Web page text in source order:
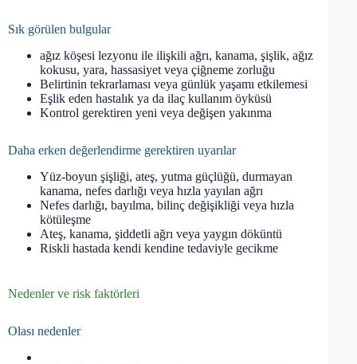
Sık görülen bulgular
ağız köşesi lezyonu ile ilişkili ağrı, kanama, şişlik, ağız
kokusu, yara, hassasiyet veya çiğneme zorluğu
Belirtinin tekrarlaması veya günlük yaşamı etkilemesi
Eşlik eden hastalık ya da ilaç kullanım öyküsü
Kontrol gerektiren yeni veya değişen yakınma
Daha erken değerlendirme gerektiren uyarılar
Yüz-boyun şişliği, ateş, yutma güçlüğü, durmayan
kanama, nefes darlığı veya hızla yayılan ağrı
Nefes darlığı, bayılma, bilinç değişikliği veya hızla
kötüleşme
Ateş, kanama, şiddetli ağrı veya yaygın döküntü
Riskli hastada kendi kendine tedaviyle gecikme
Nedenler ve risk faktörleri
Olası nedenler